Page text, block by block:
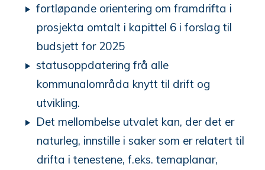
fortløpande orientering om framdrifta i
prosjekta omtalt i kapittel 6 i forslag til
budsjett for 2025
statusoppdatering frå alle
kommunalområda knytt til drift og
utvikling.
Det mellombelse utvalet kan, der det er
naturleg, innstille i saker som er relatert til
drifta i tenestene, f.eks. temaplanar,